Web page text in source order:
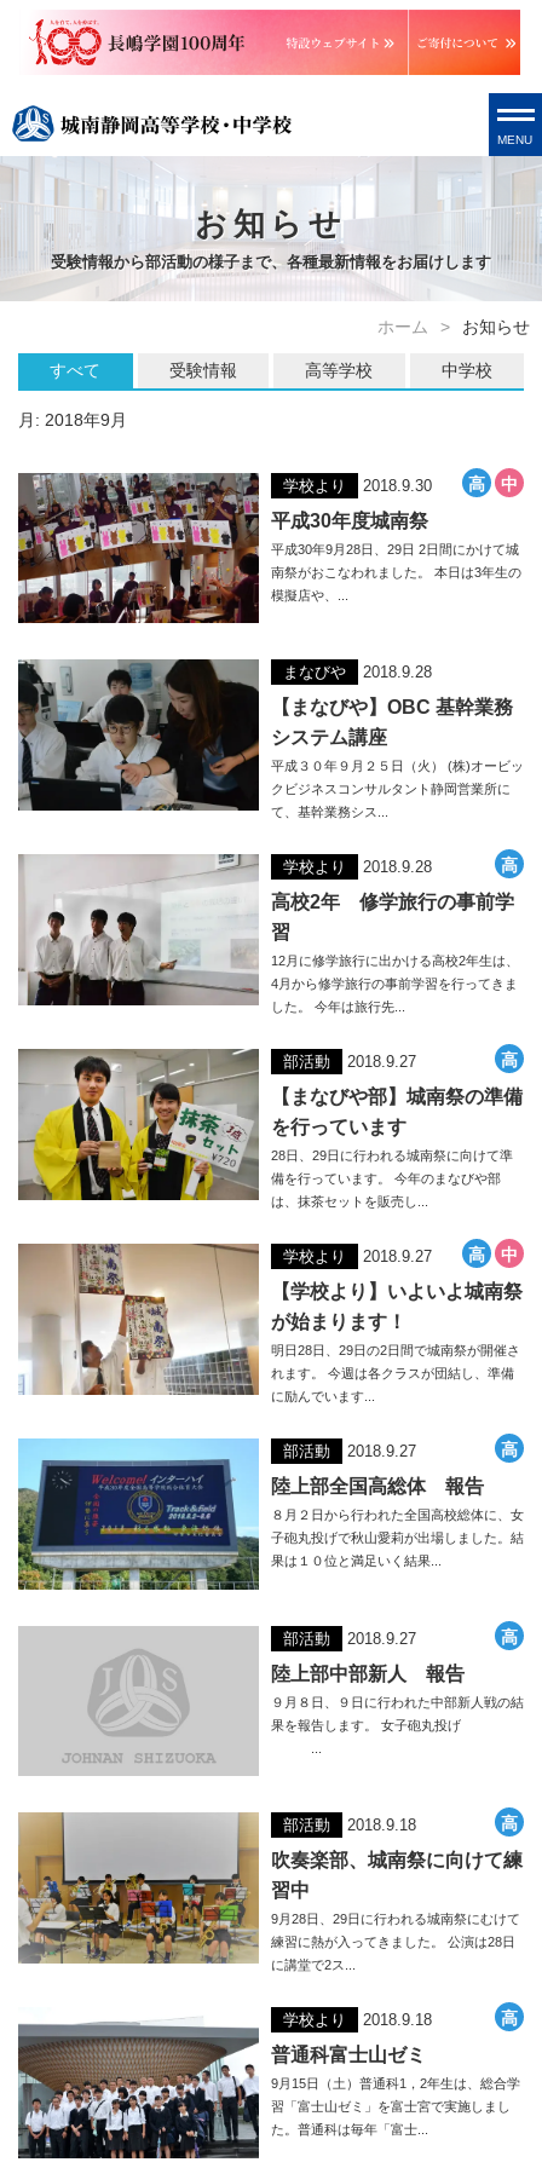
MENU
お知らせ
受験情報から部活動の様子まで、各種最新情報をお届けします
ホーム お知らせ
すべて 受験情報 高等学校 中学校
月: 2018年9月
学校より 2018.9.30
平成30年度城南祭
平成30年9月28日、29日 2日間にかけて城
南祭がおこなわれました。 本日は3年生の
模擬店や、...
まなびや 2018.9.28
【まなびや】OBC 基幹業務
システム講座
平成３０年９月２５日（火） (株)オービッ
クビジネスコンサルタント静岡営業所に
て、基幹業務シス...
学校より 2018.9.28
高校2年 修学旅行の事前学
習
12月に修学旅行に出かける高校2年生は、
4月から修学旅行の事前学習を行ってきま
した。 今年は旅行先...
部活動 2018.9.27
【まなびや部】城南祭の準備
を行っています
28日、29日に行われる城南祭に向けて準
備を行っています。 今年のまなびや部
は、抹茶セットを販売し...
学校より 2018.9.27
【学校より】いよいよ城南祭
が始まります！
明日28日、29日の2日間で城南祭が開催さ
れます。 今週は各クラスが団結し、準備
に励んでいます...
部活動 2018.9.27
陸上部全国高総体 報告
８月２日から行われた全国高校総体に、女
子砲丸投げで秋山愛莉が出場しました。結
果は１０位と満足いく結果...
部活動 2018.9.27
陸上部中部新人 報告
９月８日、９日に行われた中部新人戦の結
果を報告します。 女子砲丸投げ
部活動 2018.9.18
吹奏楽部、城南祭に向けて練
習中
9月28日、29日に行われる城南祭にむけて
練習に熱が入ってきました。 公演は28日
に講堂で2ス...
学校より 2018.9.18
普通科富士山ゼミ
9月15日（土）普通科1，2年生は、総合学
習「富士山ゼミ」を富士宮で実施しまし
た。普通科は毎年「富士...